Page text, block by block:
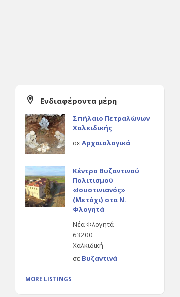
Ενδιαφέροντα μέρη
Σπήλαιο Πετραλώνων
Χαλκιδικής
σε Αρχαιολογικά
Κέντρο Βυζαντινού
Πολιτισμού
«Ιουστινιανός»
(Μετόχι) στα Ν.
Φλογητά
Νέα Φλογητά
63200
Χαλκιδική
σε Βυζαντινά
MORE LISTINGS